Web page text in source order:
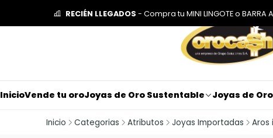
InicioVende tu oroJoyas de Oro Sustentable Joyas de
RECIÉN LLEGADOS - Compra tu MINI LINGOTE o BARRA
Inicio Categorias Atributos Joyas Importadas Aros